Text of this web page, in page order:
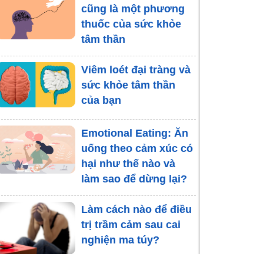
cũng là một phương
thuốc của sức khỏe
tâm thần
Viêm loét đại tràng và
sức khỏe tâm thần
của bạn
Emotional Eating: Ăn
uống theo cảm xúc có
hại như thế nào và
làm sao để dừng lại?
Làm cách nào để điều
trị trầm cảm sau cai
nghiện ma túy?